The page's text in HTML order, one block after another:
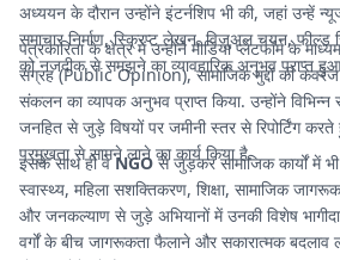
अध्ययन के दौरान उन्होंने इंटर्नशिप भी की, जहां उन्हें
समाचार निर्माण, स्क्रिप्ट लेखन, विजुअल चयन, फील्ड
को नजदीक से समझने का व्यावहारिक अनुभव प्राप्त
पत्रकारिता के क्षेत्र में उन्होंने मीडिया प्लेटफॉर्म के
संग्रह (Public Opinion), सामाजिक मुद्दों की कवरेज
संकलन का व्यापक अनुभव प्राप्त किया. उन्होंने
जनहित से जुड़े विषयों पर जमीनी स्तर से रिपोर्टिंग
प्रमुखता से सामने लाने का कार्य किया है.
इसके साथ ही वेNGOसे जुड़कर सामाजिक कार्यों में
स्वास्थ्य, महिला सशक्तिकरण, शिक्षा, सामाजिक
और जनकल्याण से जुड़े अभियानों में उनकी विशेष
वर्गों के बीच जागरूकता फैलाने और सकारात्मक बदलाव